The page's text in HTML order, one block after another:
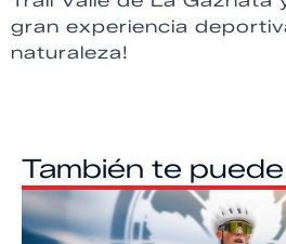
gran experiencia
naturaleza!
También te